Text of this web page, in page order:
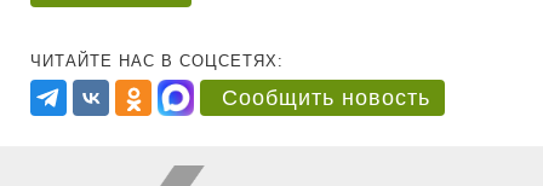
ЧИТАЙТЕ НАС В СОЦСЕТЯХ:
Сообщить новость